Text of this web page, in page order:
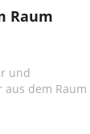
Raum
und
dem Raum